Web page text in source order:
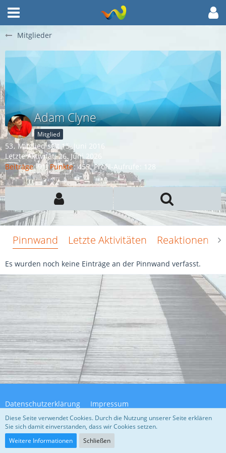
Mitglieder
Adam Clyne
Mitglied
53 Mitglied seit 15. Juni 2016
Letzte Aktivität:26. Juni 2026
Beiträge 91 Punkte 455 Profil-Aufrufe 128
Pinnwand Letzte Aktivitäten Reaktionen
Es wurden noch keine Einträge an der Pinnwand verfasst.
Datenschutzerklärung Impressum
Community-Software:
Diese Seite verwendet Cookies. Durch die Nutzung unserer Seite erklären
Sie sich damit einverstanden, dass wir Cookies setzen.
Weitere Informationen
Schließen